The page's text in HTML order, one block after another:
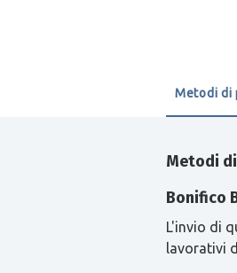
Metodi di
Metodi
Bonifico
L'invio di
lavorativi